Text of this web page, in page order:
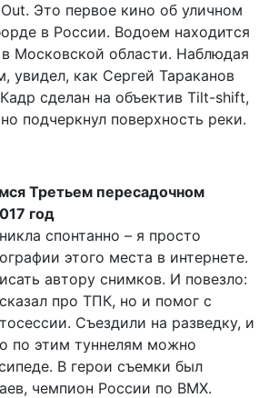
Это первое кино об уличном
в России. Водоем находится
Московской области. Наблюдая
увидел, как Сергей Тараканов
сделан на объектив Tilt-shift,
подчеркнул поверхность реки.
Третьем пересадочном
год
спонтанно – я просто
этого места в интернете.
автору снимков. И повезло:
про ТПК, но и помог с
Съездили на разведку, и
по этим туннелям можно
В герои съемки был
чемпион России по BMX.